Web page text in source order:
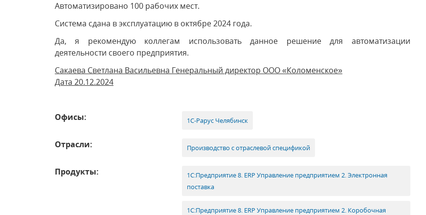
Автоматизировано 100 рабочих мест.
Система сдана в эксплуатацию в октябре 2024 года.
Да, я рекомендую коллегам использовать данное решение для автоматизации
деятельности своего предприятия.
Сакаева Светлана Васильевна Генеральный директор ООО «Коломенское»
Дата 20.12.2024
Офисы: 1С-Рарус Челябинск
Отрасли: Производство с отраслевой спецификой
Продукты:
1С:Предприятие 8. ERP Управление предприятием 2. Электронная
поставка
1С:Предприятие 8. ERP Управление предприятием 2. Коробочная